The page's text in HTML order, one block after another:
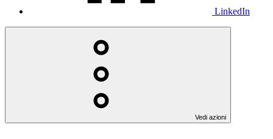
LinkedIn
Vedi azioni